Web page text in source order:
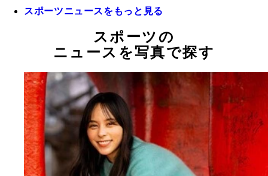
スポーツニュースをもっと見る
スポーツの
ニュースを写真で探す